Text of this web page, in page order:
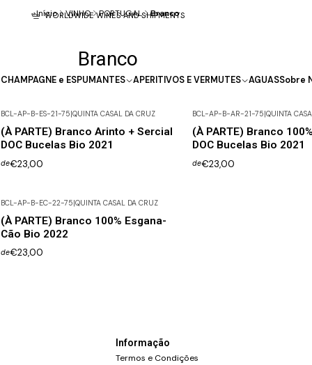
CHAMPAGNE e ESPUMANTES APERITIVOS E VERMUTES AGUASSobre
WORLDWIDE WINES AND SHIPMENTS
Início VINHO PORTUGAL Branco
Branco
BCL-AP-B-ES-21-75 QUINTA CASAL DA CRUZ
(À PARTE) Branco Arinto + Sercial
DOC Bucelas Bio 2021
de€23,00
BCL-AP-B-AR-21-75 QUINTA
(À PARTE) Branco
DOC Bucelas Bio 2021
de€23,00
BCL-AP-B-EC-22-75|QUINTA CASAL DA CRUZ
(À PARTE) Branco 100% Esgana-
Cão Bio 2022
de€23,00
Informação
Termos e Condições